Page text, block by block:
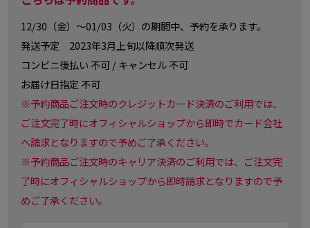
12/30（金）～01/03（火）の期間中、予約を承ります。
発送予定 2023年3月上旬以降順次発送
コンビニ後払い 不可 / キャンセル 不可
お届け日指定 不可
※予約商品ご注文時のクレジットカード決済のご利用では、
ご注文完了時にオフィシャルショップから即時でカード会社
へ請求となりますので予めご了承ください。
※予約商品ご注文時のキャリア決済のご利用では、ご注文完
了時にオフィシャルショップから即時請求となりますので予
めご了承ください。